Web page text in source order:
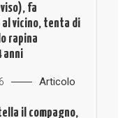
fa
al vicino, tenta di
rapina
anni
Articolo
il compagno,